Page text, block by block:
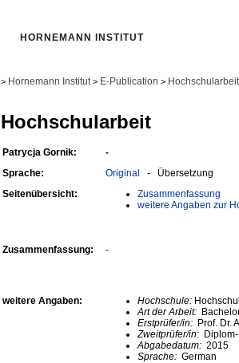
HORNEMANN INSTITUT
> Hornemann Institut > E-Publication >
Hochschularbeit
Patrycja Gornik:
-
Sprache:
Original - Übersetzung
Seitenübersicht:
Zusammenfassung
weitere Angaben zur
Zusammenfassung: -
weitere Angaben: Hochschule:
Art der Arbeit:
Erstprüfer/in: Prof. Dr.
Zweitprüfer/in:
Abgabedatum: 2015
Sprache: German